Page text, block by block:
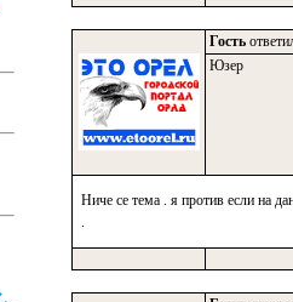
Гость
Юзер
Ниче се тема . я против если на
.